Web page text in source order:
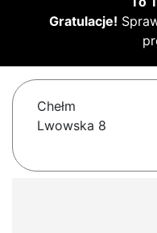
Gratulacje!
Chełm
Lwowska 8